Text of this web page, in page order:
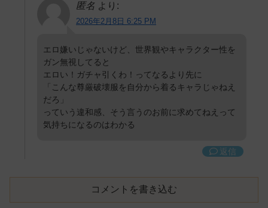
匿名 より:
2026年2月8日 6:25 PM
エロ嫌いじゃないけど、世界観やキャラクター性を
ガン無視してると
エロい！ガチャ引くわ！ってなるより先に
「こんな尊厳破壊服を自分から着るキャラじゃねえ
だろ」
っていう違和感、そう言うのお前に求めてねえって
気持ちになるのはわかる
返信
コメントを書き込む